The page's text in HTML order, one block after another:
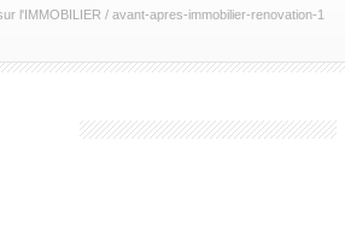
l'IMMOBILIER / avant-apres-immobilier-renovation-1